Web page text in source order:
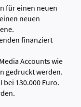
für einen neuen
neuen
finanziert
Accounts wie
gedruckt werden.
130.000 Euro.